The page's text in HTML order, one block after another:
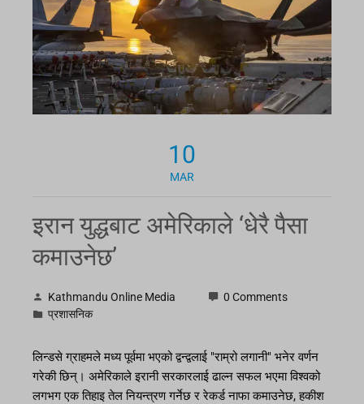
10
MAR
इरान युद्धबाट अमेरिकाले ‘धेरै पैसा
कमाउनेछ’
Kathmandu Online Media
0 Comments
प्रशासनिक
लिन्डसे ग्राहमले मध्य पूर्वमा भएको द्वन्द्वलाई "राम्रो लगानी" भनेर वर्णन
गरेकी छिन्। अमेरिकाले इरानी सरकारलाई ढाल्न सफल भएमा विश्वको
लगभग एक तिहाइ तेल नियन्त्रण गर्नेछ र रेकर्ड नाफा कमाउनेछ, हकीश